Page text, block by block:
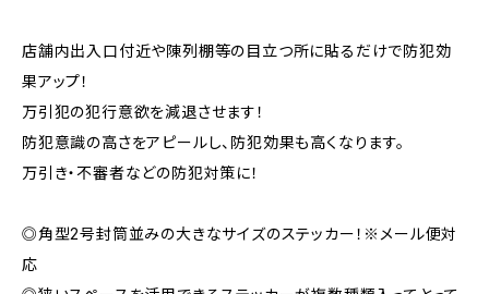
店舗内出入口付近や陳列棚等の目立つ所に貼るだけで防犯効
果アップ！
万引犯の犯行意欲を減退させます！
防犯意識の高さをアピールし、防犯効果も高くなります。
万引き・不審者などの防犯対策に！
◎角型2号封筒並みの大きなサイズのステッカー！※メール便対
応